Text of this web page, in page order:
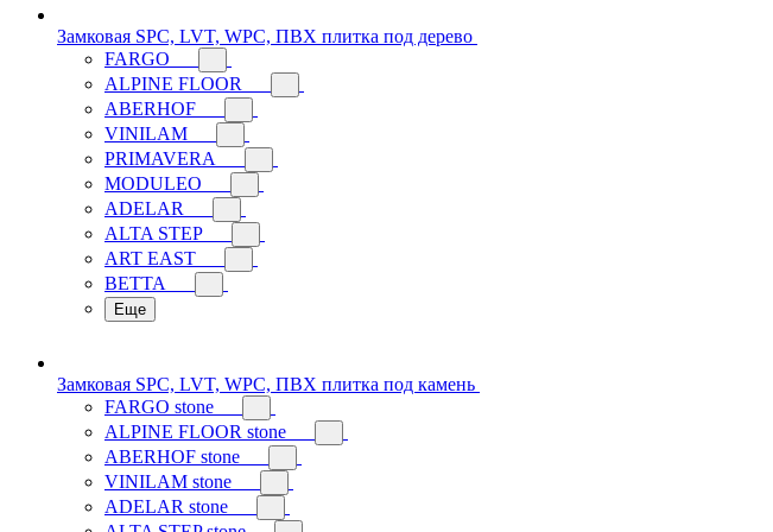
Замковая SPC, LVT, WPC, ПВХ плитка под дерево
FARGO
ALPINE FLOOR
ABERHOF
VINILAM
PRIMAVERA
MODULEO
ADELAR
ALTA STEP
ART EAST
BETTA
Еще
Замковая SPC, LVT, WPC, ПВХ плитка под камень
FARGO stone
ALPINE FLOOR stone
ABERHOF stone
VINILAM stone
ADELAR stone